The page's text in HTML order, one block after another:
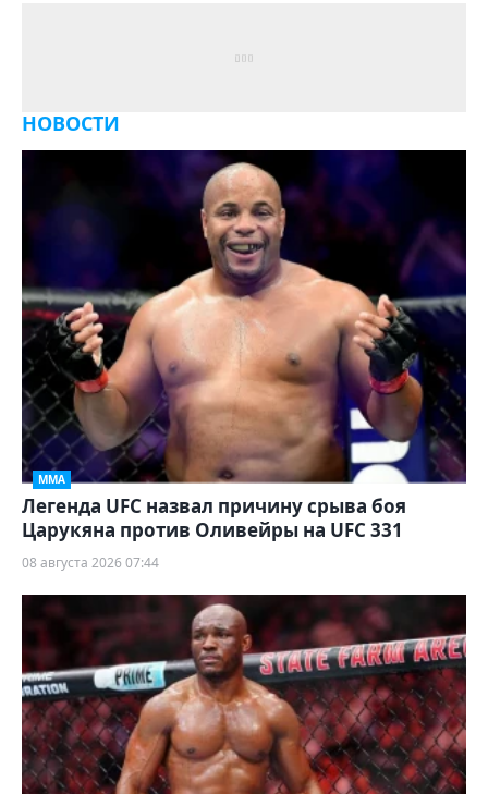
НОВОСТИ
ММА
Легенда UFC назвал причину срыва боя
Царукяна против Оливейры на UFC 331
08 августа 2026 07:44